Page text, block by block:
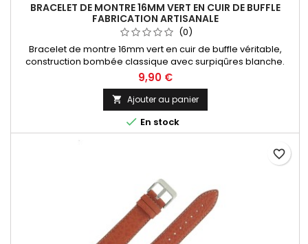
BRACELET DE MONTRE 16MM VERT EN CUIR DE BUFFLE
FABRICATION ARTISANALE
(0)
Bracelet de montre 16mm vert en cuir de buffle véritable,
construction bombée classique avec surpiqûres blanche.
Fabrication artisanale Made in Spain.
9,90 €
 Ajouter au panier
 En stock
favorite_border